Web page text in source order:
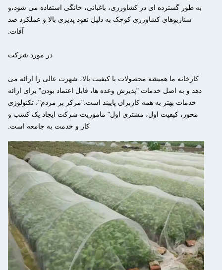
به طور گسترده ای در کشاورزی، باغبانی، خانگی استفاده می شود،و
سناریوهای کشاورزی کوچک به دلیل نفوذ پذیری بالا و عملکرد ضد
آفات.
در مورد شرکت
کارخانه ما همیشه محصولات با کیفیت بالا، شهرت عالی را ارائه می
دهد و به اصل خدمات "پذیرش وعده ها، قابل اعتماد بودن" برای ارائه
خدمات بهتر به همه کاربران پایبند است."مرکز بر مردم"، تکنولوژی
محور، کیفیت اول، مشتری اول" ماموریت شرکت ایجاد یک کسب و
کار و خدمت به جامعه است.